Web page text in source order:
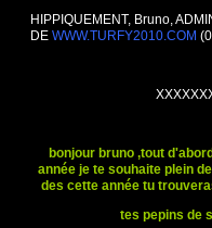
HIPPIQUEMENT, Bruno,
DE WWW.TURFY2010.COM
bonjour bruno ,tout
année je te souhaite plein
des cette année tu
tes pepins de